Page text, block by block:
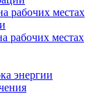
рабочих местах
рабочих местах
энергии